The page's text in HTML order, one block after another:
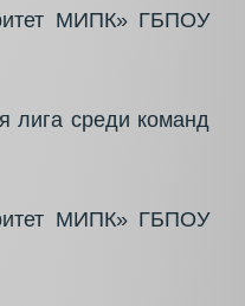
МИПК» ГБПОУ
лига среди команд
МИПК» ГБПОУ